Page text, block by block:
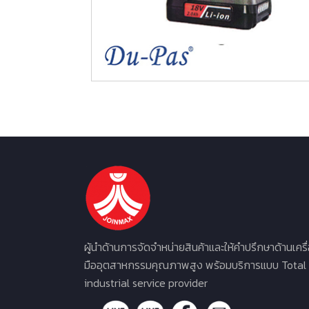
ผู้นำด้านการจัดจำหน่ายสินค้าและให้คำปรึกษาด้านเค
มืออุตสาหกรรมคุณภาพสูง พร้อมบริการแบบ Total
industrial service provider